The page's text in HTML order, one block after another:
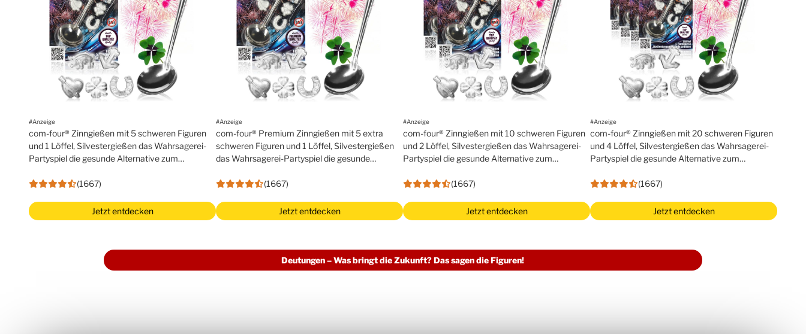
#Anzeige
com-four® Zinngießen mit 5 schweren Figuren
und 1 Löffel, Silvestergießen das Wahrsagerei-
Partyspiel die gesunde Alternative zum
(1667)
Jetzt entdecken
#Anzeige
com-four® Premium Zinngießen mit 5 extra
schweren Figuren und 1 Löffel, Silvestergießen
das Wahrsagerei-Partyspiel die gesunde
(1667)
Jetzt entdecken
#Anzeige
com-four® Zinngießen mit 10 schweren Figuren
und 2 Löffel, Silvestergießen das Wahrsagerei-
Partyspiel die gesunde Alternative zum
(1667)
Jetzt entdecken
#Anzeige
com-four® Zinngießen mit 20 schweren Figuren
und 4 Löffel, Silvestergießen das Wahrsagerei-
Partyspiel die gesunde Alternative zum
(1667)
Jetzt entdecken
Deutungen – Was bringt die Zukunft? Das sagen die Figuren!